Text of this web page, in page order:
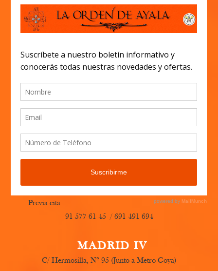
796 447 –
(0034) 625 496 917
MADRID I
91 450 18 24 / 600 796 447
91 832 00 23 / 600 796 447
MADRID III
C/ San Emilio, Nº 16 (Junto a Metro Ventas)
Previa cita
91 577 61 45 / 691 491 694
MADRID IV
C/ Hermosilla, Nº 95 (Junto a Metro Goya)